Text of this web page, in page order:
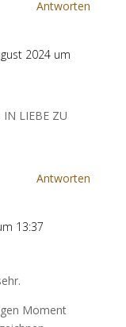
Antworten
2024 um
LIEBE ZU
Antworten
13:37
Moment